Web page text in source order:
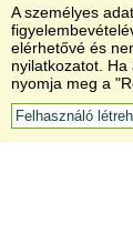
A személyes
elérhetővé és
nyilatkozatot.
nyomja meg a